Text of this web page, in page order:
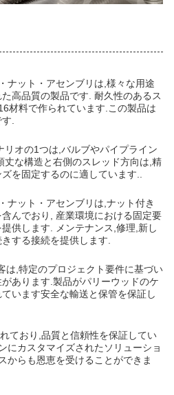
ナット・アセンブリは,様々な用途
高品質の製品です. 耐久性のあるス
材料で作られています.この製品は
.
オの1つは,バルブやパイプライン
丈な構造と右側のスレッド方向は,精
を固定するのに適しています..
ナット・アセンブリは,ナット付き
んでおり, 産業環境における固定要
供します. メンテナンス,修理,新し
する接続を提供します.
は,特定のプロジェクト要件に基づい
あります.製品がパリーウッドのケ
います安全な輸送と保管を保証し
ており,品質と信頼性を保証してい
にカスタマイズされたソリューショ
からも恩恵を受けることができま